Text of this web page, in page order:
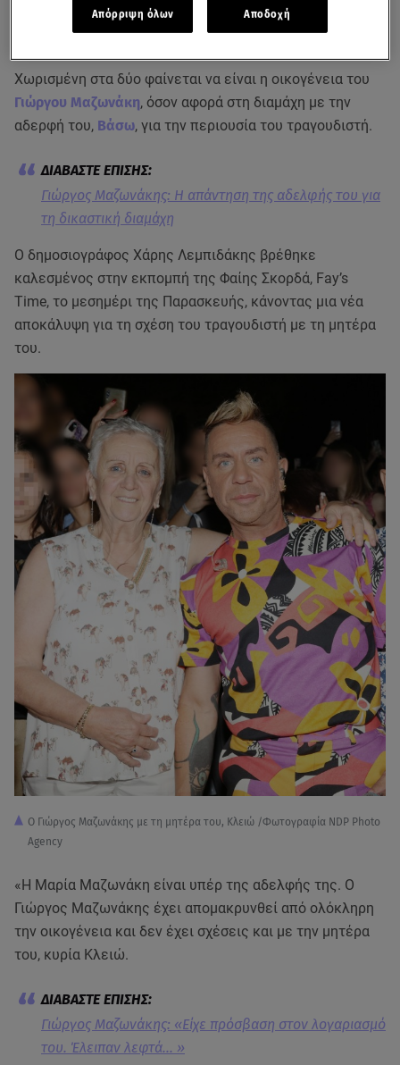
Δείτε το σχετικό βίντεο από την εκπομπή του ΣΚΑΪ
Χωρισμένη στα δύο φαίνεται να είναι η οικογένεια του
Γιώργου Μαζωνάκη, όσον αφορά στη διαμάχη με την
αδερφή του, Βάσω, για την περιουσία του τραγουδιστή.
Γιώργος Μαζωνάκης: Η απάντηση της αδελφής του για
τη δικαστική διαμάχη
Ο δημοσιογράφος Χάρης Λεμπιδάκης βρέθηκε
καλεσμένος στην εκπομπή της Φαίης Σκορδά, Fay’s
Time, το μεσημέρι της Παρασκευής, κάνοντας μια νέα
αποκάλυψη για τη σχέση του τραγουδιστή με τη μητέρα
του.
Ο Γιώργος Μαζωνάκης με τη μητέρα του, Κλειώ /Φωτογραφία NDP Photo
Agency
«Η Μαρία Μαζωνάκη είναι υπέρ της αδελφής της. Ο
Γιώργος Μαζωνάκης έχει απομακρυνθεί από ολόκληρη
την οικογένεια και δεν έχει σχέσεις και με την μητέρα
του, κυρία Κλειώ.
Γιώργος Μαζωνάκης: «Είχε πρόσβαση στον λογαριασμό
του. Έλειπαν λεφτά... »
Απόρριψη όλων Αποδοχή